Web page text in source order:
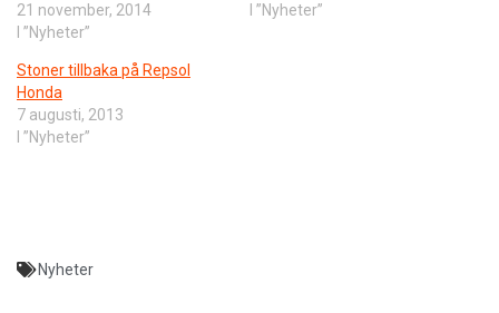
21 november, 2014
I ”Nyheter”
I ”Nyheter”
Stoner tillbaka på Repsol
Honda
7 augusti, 2013
I ”Nyheter”
Nyheter